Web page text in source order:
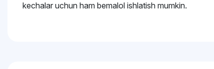
kechalar uchun ham bemalol ishlatish mumkin.